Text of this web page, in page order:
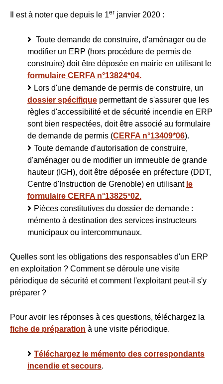
Il est à noter que depuis le 1er janvier 2020 :
Toute demande de construire, d'aménager ou de
modifier un ERP (hors procédure de permis de
construire) doit être déposée en mairie en utilisant le
formulaire CERFA n°13824*04.
Lors d'une demande de permis de construire, un
dossier spécifique permettant de s'assurer que les
règles d'accessibilité et de sécurité incendie en ERP
sont bien respectées, doit être associé au formulaire
de demande de permis (CERFA n°13409*06).
Toute demande d'autorisation de construire,
d'aménager ou de modifier un immeuble de grande
hauteur (IGH), doit être déposée en préfecture (DDT,
Centre d'Instruction de Grenoble) en utilisant le
formulaire CERFA n°13825*02.
Pièces constitutives du dossier de demande :
mémento à destination des services instructeurs
municipaux ou intercommunaux.
Quelles sont les obligations des responsables d'un ERP
en exploitation ? Comment se déroule une visite
périodique de sécurité et comment l'exploitant peut-il s'y
préparer ?
Pour avoir les réponses à ces questions, téléchargez la
fiche de préparation à une visite périodique.
Téléchargez le mémento des correspondants
incendie et secours.